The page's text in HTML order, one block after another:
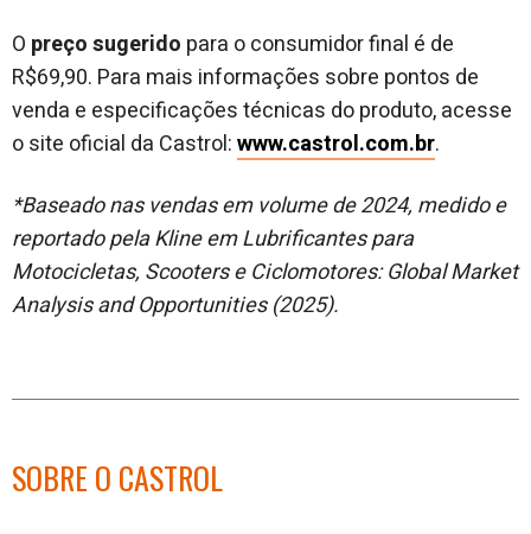
O preço sugerido para o consumidor final é de
R$69,90. Para mais informações sobre pontos de
venda e especificações técnicas do produto, acesse
o site oficial da Castrol:www.castrol.com.br.
*Baseado nas vendas em volume de 2024, medido e
reportado pela Kline em Lubrificantes para
Motocicletas, Scooters e Ciclomotores: Global Market
Analysis and Opportunities (2025).
SOBRE O CASTROL